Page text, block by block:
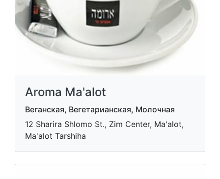
Aroma Ma'alot
Веганская, Вегетарианская, Молочная
12 Sharira Shlomo St., Zim Center, Ma'alot,
Ma'alot Tarshiha